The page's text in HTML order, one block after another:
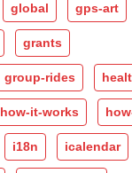
global gps-art
grants
group-rides
how-it-works
i18n icalendar